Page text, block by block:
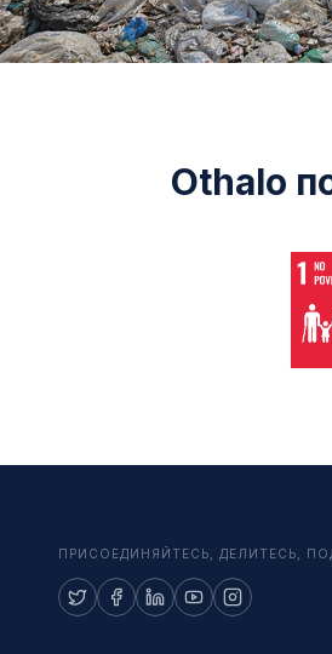
Othalo
ПРИСОЕДИНЯЙТЕСЬ, ДЕЛИТЕСЬ,